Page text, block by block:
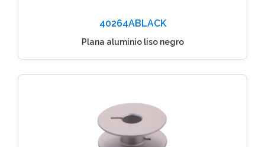
40264ABLACK
Plana aluminio liso negro